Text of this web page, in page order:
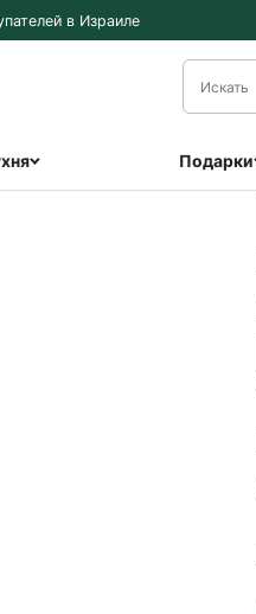
в Израиле
Подарки